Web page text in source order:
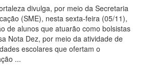
divulga, por meio da Secretaria
(SME), nesta sexta-feira (05/11),
de alunos que atuarão como bolsistas
Nota Dez, por meio da atividade de
escolares que ofertam o
...